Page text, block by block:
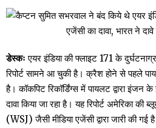
डेस्कः एयर इंडिया की फ्लाइट 171 के
रिपोर्ट सामने आ चुकी है। क्रैश होने से पहले
है। कॉकपिट रिकॉर्डिंग्स में पायलट द्वारा इंजन
दावा किया जा रहा है। यह रिपोर्ट अमेरिका की
(WSJ) जैसी मीडिया एजेंसी द्वारा जारी की गई